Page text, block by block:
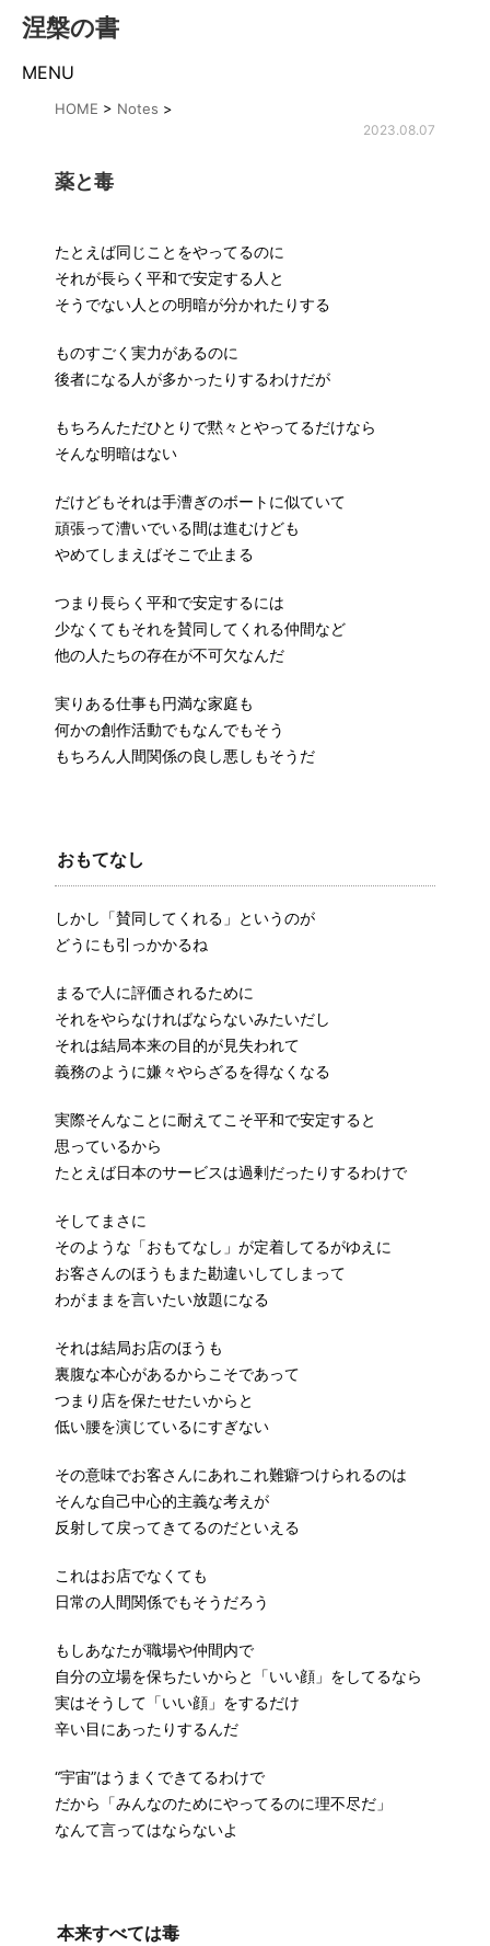
涅槃の書
MENU
HOME > Notes >
2023.08.07
薬と毒
たとえば同じことをやってるのに
それが長らく平和で安定する人と
そうでない人との明暗が分かれたりする
ものすごく実力があるのに
後者になる人が多かったりするわけだが
もちろんただひとりで黙々とやってるだけなら
そんな明暗はない
だけどもそれは手漕ぎのボートに似ていて
頑張って漕いでいる間は進むけども
やめてしまえばそこで止まる
つまり長らく平和で安定するには
少なくてもそれを賛同してくれる仲間など
他の人たちの存在が不可欠なんだ
実りある仕事も円満な家庭も
何かの創作活動でもなんでもそう
もちろん人間関係の良し悪しもそうだ
おもてなし
しかし「賛同してくれる」というのが
どうにも引っかかるね
まるで人に評価されるために
それをやらなければならないみたいだし
それは結局本来の目的が見失われて
義務のように嫌々やらざるを得なくなる
実際そんなことに耐えてこそ平和で安定すると
思っているから
たとえば日本のサービスは過剰だったりするわけで
そしてまさに
そのような「おもてなし」が定着してるがゆえに
お客さんのほうもまた勘違いしてしまって
わがままを言いたい放題になる
それは結局お店のほうも
裏腹な本心があるからこそであって
つまり店を保たせたいからと
低い腰を演じているにすぎない
その意味でお客さんにあれこれ難癖つけられるのは
そんな自己中心的主義な考えが
反射して戻ってきてるのだといえる
これはお店でなくても
日常の人間関係でもそうだろう
もしあなたが職場や仲間内で
自分の立場を保ちたいからと「いい顔」をしてるなら
実はそうして「いい顔」をするだけ
辛い目にあったりするんだ
“宇宙”はうまくできてるわけで
だから「みんなのためにやってるのに理不尽だ」
なんて言ってはならないよ
本来すべては毒